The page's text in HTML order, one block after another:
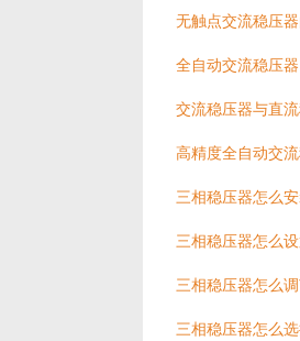
无触点交流稳压
全自动交流稳压
交流稳压器与直
高精度全自动交
三相稳压器怎么
三相稳压器怎么
三相稳压器怎么
三相稳压器怎么